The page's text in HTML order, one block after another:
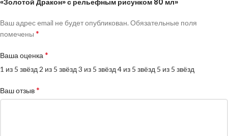
Ваш адрес email не будет опубликован. Обязательные поля
помечены *
Ваша оценка *
1 из 5 звёзд 2 из 5 звёзд 3 из 5 звёзд 4 из 5 звёзд 5 из 5 звёзд
Ваш отзыв*